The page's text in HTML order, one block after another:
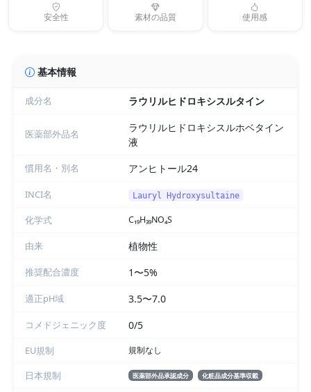
安全性 素材の品質 使用感
基本情報
成分名 ラウリルヒドロキシスルタイン
医薬部外品名
ラウリルヒドロキシスルホベタイン
液
慣用名・別名 アンヒトール24
INCI名 Lauryl Hydroxysultaine
化学式 C₁₉H₃₉NO₄S
由来 植物性
推奨配合濃度 1〜5%
適正pH域 3.5〜7.0
コメドジェニック度 0/5
EU規制 規制なし
日本規制 医薬部外品承認成分 化粧品成分基準収載